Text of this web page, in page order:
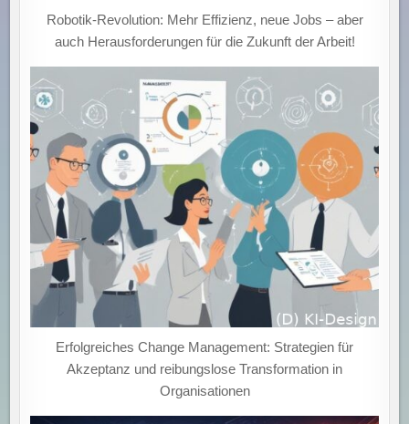
Robotik-Revolution: Mehr Effizienz, neue Jobs – aber
auch Herausforderungen für die Zukunft der Arbeit!
Erfolgreiches Change Management: Strategien für
Akzeptanz und reibungslose Transformation in
Organisationen